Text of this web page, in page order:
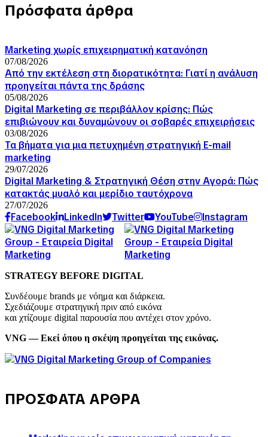
Πρόσφατα άρθρα
Marketing χωρίς επιχειρηματική κατανόηση
07/08/2026
Από την εκτέλεση στη διορατικότητα: Γιατί η ανάλυση
προηγείται πάντα της δράσης
05/08/2026
Digital Marketing σε περιβάλλον κρίσης: Πώς
επιβιώνουν και δυναμώνουν οι σοβαρές επιχειρήσεις
03/08/2026
Τα βήματα για μια πετυχημένη στρατηγική E-mail
marketing
29/07/2026
Digital Marketing & Στρατηγική Θέση στην Αγορά: Πώς
κατακτάς μυαλό και μερίδιο ταυτόχρονα
27/07/2026
Facebook LinkedIn Twitter YouTube Instagram
STRATEGY BEFORE DIGITAL
Συνδέουμε brands με νόημα και διάρκεια.
Σχεδιάζουμε στρατηγική πριν από εικόνα
και χτίζουμε digital παρουσία που αντέχει στον χρόνο.
VNG — Εκεί όπου η σκέψη προηγείται της εικόνας.
ΠΡΟΣΦΑΤΑ ΑΡΘΡΑ